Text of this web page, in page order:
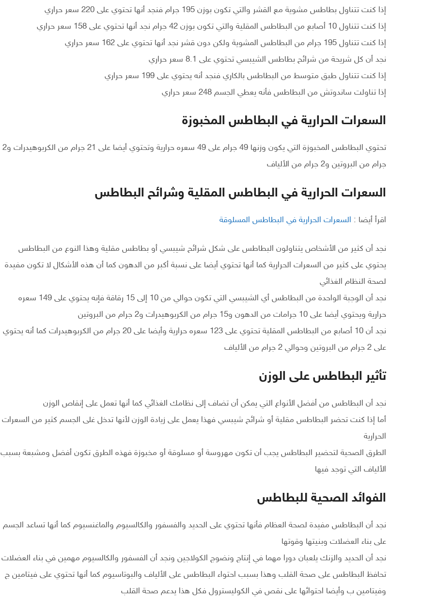
إذا كنت تتناول بطاطس مشوية مع القشر والتي تكون بوزن 195 جرام فنجد أنها تحتوي على 220 سعر حراري
إذا كنت تتناول 10 أصابع من البطاطس المقلية والتي تكون بوزن 42 جرام نجد أنها تحتوي على 158 سعر حراري
إذا كنت تتناول 195 جرام من البطاطس المشوية ولكن دون قشر نجد أنها تحتوي على 162 سعر حراري
نجد أن كل شريحة من شرائح بطاطس الشيبسي تحتوي على 8.1 سعر حراري
إذا كنت تتناول طبق متوسط من البطاطس بالكاري فنجد أنه يحتوي على 199 سعر حراري
إذا تناولت ساندوتش من البطاطس فأنه يعطي الجسم 248 سعر حراري
السعرات الحرارية في البطاطس المخبوزة
تحتوي البطاطس المخبوزة التي يكون وزنها 49 جرام على 49 سعره حرارية وتحتوي أيضا على 21 جرام من الكربوهيدرات و2
جرام من البروتين و2 جرام من الألياف
السعرات الحرارية في البطاطس المقلية وشرائح البطاطس
اقرأ أيضا : السعرات الحرارية في البطاطس المسلوقة
نجد أن كثير من الأشخاص يتناولون البطاطس على شكل شرائح شيبسي أو بطاطس مقلية وهذا النوع من البطاطس
يحتوي على كثير من السعرات الحرارية كما أنها تحتوي أيضا على نسبة أكبر من الدهون كما أن هذه الأشكال لا تكون مفيدة
لصحة النظام الغذائي
نجد أن الوجبة الواحدة من البطاطس أي الشيبسي التي تكون حوالي من 10 إلى 15 رقاقة فإنه يحتوي على 149 سعره
حرارية ويحتوي أيضا على 10 جرامات من الدهون و15 جرام من الكربوهيدرات و2 جرام من البروتين
نجد أن 10 أصابع من البطاطس المقلية تحتوي على 123 سعره حرارية وأيضا على 20 جرام من الكربوهيدرات كما أنه يحتوي
على 2 جرام من البروتين وحوالي 2 جرام من الألياف
تأثير البطاطس على الوزن
نجد أن البطاطس من أفضل الأنواع التي يمكن أن تضاف إلى نظامك الغذائي كما أنها تعمل على إنقاص الوزن
أما إذا كنت تحضر البطاطس مقلية أو شرائح شيبسي فهذا يعمل على زيادة الوزن لأنها تدخل غلى الجسم كثير من السعرات
الحرارية
الطرق الصحية لتحضير البطاطس يجب أن تكون مهروسة أو مسلوقة أو مخبوزة فهذه الطرق تكون أفضل ومشبعة بسبب
الألياف التي توجد فيها
الفوائد الصحية للبطاطس
نجد أن البطاطس مفيدة لصحة العظام فأنها تحتوي على الحديد والفسفور والكالسيوم والماغنسيوم كما أنها تساعد الجسم
على بناء العضلات وبنيتها وقوتها
نجد أن الحديد والزنك يلعبان دورا مهما في إنتاج ونضوج الكولاجين ونجد أن الفسفور والكالسيوم مهمين في بناء العضلات
تحافظ البطاطس على صحة القلب وهذا بسبب احتواء البطاطس على الألياف والبوتاسيوم كما أنها تحتوي على فيتامين ج
وفيتامين ب وأيضا احتوائها على نقص في الكوليسترول فكل هذا يدعم صحة القلب